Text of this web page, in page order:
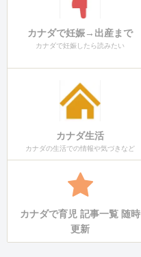
カナダで妊娠→出産まで
カナダで妊娠したら読みたい
カナダ生活
カナダの生活での情報や気づきなど
カナダで育児 記事一覧 随時
更新